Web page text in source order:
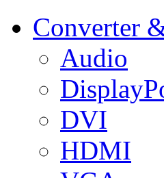
Converter
Audio
DVI
HDMI